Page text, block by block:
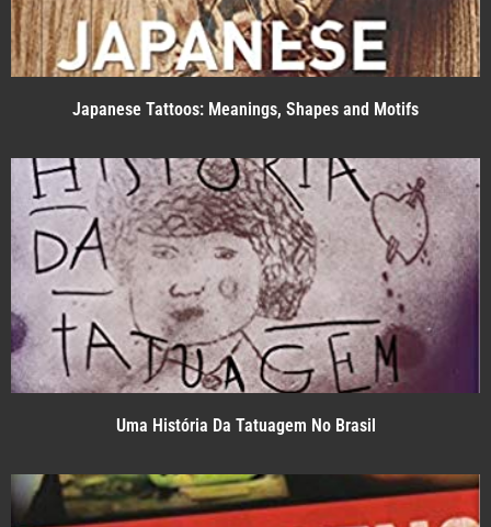
Japanese Tattoos: Meanings, Shapes and Motifs
Uma História Da Tatuagem No Brasil